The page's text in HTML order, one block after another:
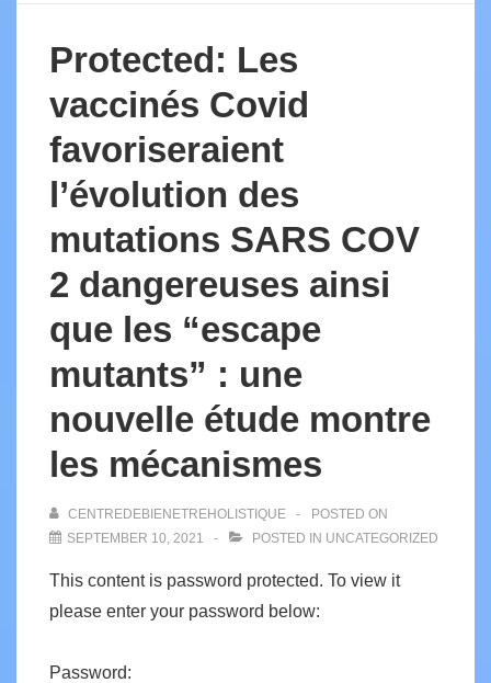
Protected: Les
vaccinés Covid
favoriseraient
l’évolution des
mutations SARS COV
2 dangereuses ainsi
que les “escape
mutants” : une
nouvelle étude montre
les mécanismes
CENTREDEBIENETREHOLISTIQUE
POSTED ON
SEPTEMBER 10, 2021
POSTED IN UNCATEGORIZED
This content is password protected. To view it
please enter your password below:
Password: